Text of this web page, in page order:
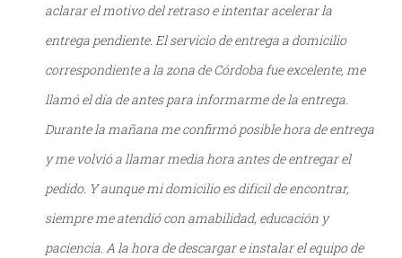
aclarar el motivo del retraso e intentar acelerar la
entrega pendiente. El servicio de entrega a domicilio
correspondiente a la zona de Córdoba fue excelente, me
llamó el día de antes para informarme de la entrega.
Durante la mañana me confirmó posible hora de entrega
y me volvió a llamar media hora antes de entregar el
pedido. Y aunque mi domicilio es difícil de encontrar,
siempre me atendió con amabilidad, educación y
paciencia. A la hora de descargar e instalar el equipo de